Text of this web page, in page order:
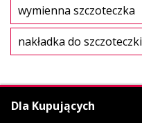
wymienna szczoteczka
nakładka do szczoteczki
Dla Kupujących